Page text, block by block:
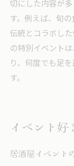
切にした内容が
す。例えば、旬
伝統とコラボし
の特別イベント
り、何度でも足
す。
イベント
居酒屋イベント